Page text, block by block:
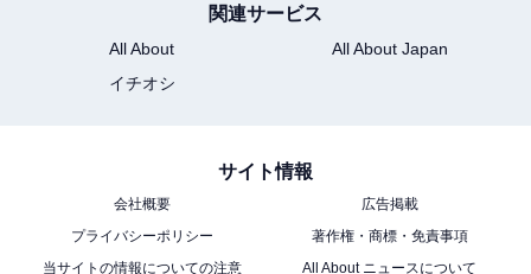
Amazonで見る
関連サービス
All About
All About Japan
イチオシ
サイト情報
会社概要
広告掲載
プライバシーポリシー
著作権・商標・免責事項
当サイトの情報についての注意
All About ニュースについて